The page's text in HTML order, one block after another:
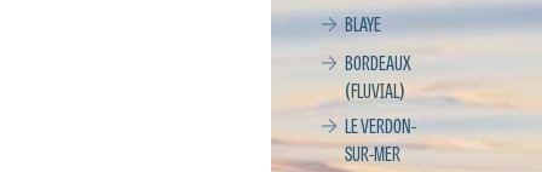
BLAYE
BORDEAUX
(FLUVIAL)
LE VERDON-
SUR-MER